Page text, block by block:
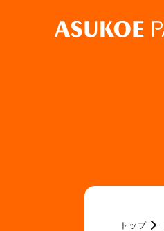
トップ